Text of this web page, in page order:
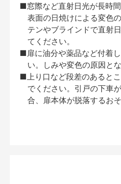
■窓際など直射日光が長時間
表面の日焼けによる変色
テンやブラインドで直射
てください。
■扉に油分や薬品など付着
い。しみや変色の原因とな
■上り口など段差のあると
でください。引戸の下車
合、扉本体が脱落するお